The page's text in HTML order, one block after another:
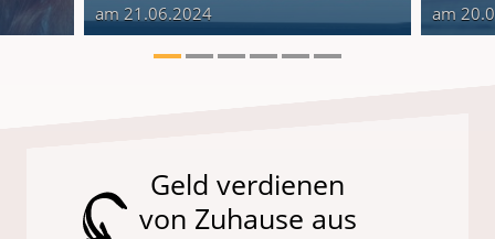
am 21.06.2024 am
Geld verdienen
von Zuhause aus